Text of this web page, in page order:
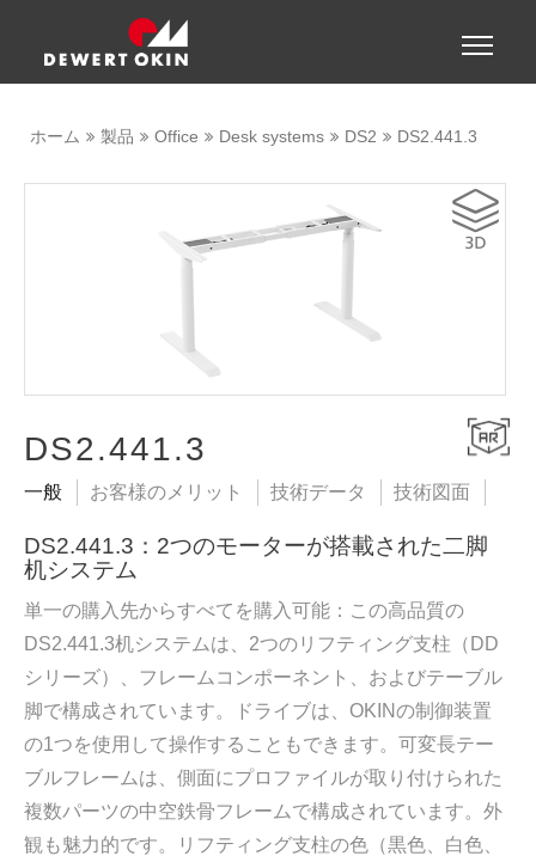
Toggle
ホーム 製品 Office Desk systems DS2 DS2.441.3
DS2.441.3
一般 お客様のメリット 技術データ 技術図面
DS2.441.3：2つのモーターが搭載された二脚
机システム
単一の購入先からすべてを購入可能：この高品質の
DS2.441.3机システムは、2つのリフティング支柱（DD
シリーズ）、フレームコンポーネント、およびテーブル
脚で構成されています。ドライブは、OKINの制御装置
の1つを使用して操作することもできます。可変長テー
ブルフレームは、側面にプロファイルが取り付けられた
複数パーツの中空鉄骨フレームで構成されています。外
観も魅力的です。リフティング支柱の色（黒色、白色、